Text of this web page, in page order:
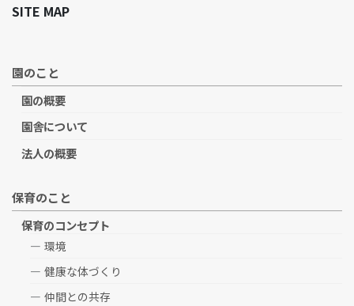
SITE MAP
園のこと
園の概要
園舎について
法人の概要
保育のこと
保育のコンセプト
環境
健康な体づくり
仲間との共存